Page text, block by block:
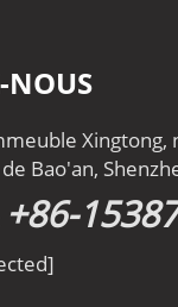
NOUS
Xingtong,
Bao'an,
+86-